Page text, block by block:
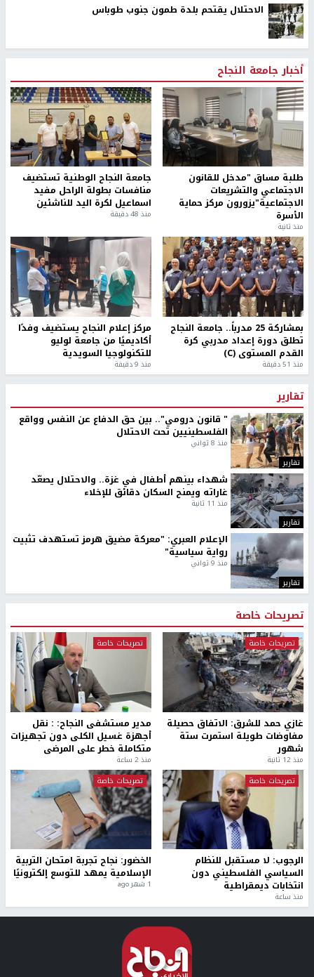
الاحتلال يقتحم بلدة طمون جنوب طوباس
أخبار جامعة النجاح
طلبة مساق "مدخل للقانون
الاجتماعي والتشريعات
الاجتماعية"يزورون مركز حماية
الأسرة
منذ ثانية
جامعة النجاح الوطنية تستضيف
منافسات بطولة الراحل مفيد
اسماعيل لكرة اليد للناشئين
منذ 48 دقيقة
بمشاركة 25 مدرباً.. جامعة النجاح
تطلق دورة إعداد مدربي كرة
القدم المستوى (C)
منذ 51 دقيقة
مركز إعلام النجاح يستضيف وفدًا
أكاديميًا من جامعة لوليو
للتكنولوجيا السويدية
منذ 9 دقيقة
تقارير
تقارير
" قانون درومي".. بين حق الدفاع عن النفس وواقع
الفلسطينيين تحت الاحتلال
منذ 8 ثواني
تقارير
شهداء بينهم أطفال في غزة.. والاحتلال يصعّد
غاراته ويمنح السكان دقائق للإخلاء
منذ 11 ثانية
تقارير
الإعلام العبري: "معركة مضيق هرمز تستهدف تثبيت
رواية سياسية"
منذ 9 ثواني
تصريحات خاصة
تصريحات خاصة
غازي حمد للشرق: الاتفاق حصيلة
مفاوضات طويلة استمرت ستة
شهور
منذ 12 ثانية
تصريحات خاصة
مدير مستشفى النجاح: : نقل
أجهزة غسيل الكلى دون تجهيزات
متكاملة خطر على المرضى
منذ 2 ساعة
تصريحات خاصة
الرجوب: لا مستقبل للنظام
السياسي الفلسطيني دون
انتخابات ديمقراطية
منذ ساعة
تصريحات خاصة
الخضور: نجاح تجربة امتحان التربية
الإسلامية يمهد للتوسع إلكترونيًا
1 شهر ago